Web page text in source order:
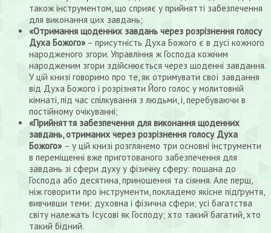
також інструментом, що сприяє у прийнятті забезпечення
для виконання цих завдань;
«Отримання щоденних завдань через розрізнення голосу
Духа Божого» – присутність Духа Божого є в дусі кожного
народженого згори. Управління ж Господа кожним
народженим згори здійснюється через щоденні завдання.
У цій книзі говоримо про те, як отримувати свої завдання
від Духа Божого і розрізняти Його голос у молитовній
кімнаті, під час спілкування з людьми, і, перебуваючи в
постійному очікуванні;
«Прийняття забезпечення для виконання щоденних
завдань, отриманих через розрізнення голосу Духа
Божого» – у цій книзі розглянемо три основні інструменти
в переміщенні вже приготованого забезпечення для
завдань зі сфери духу у фізичну сферу: пошана до
Господа або десятина, приношення та сіяння. Але перш,
ніж говорити про інструменти, покладемо якісне підґрунтя,
вивчивши теми: духовна і фізична сфери; усі багатства
світу належать Ісусові як Господу; хто такий багатий, хто
такий бідний.